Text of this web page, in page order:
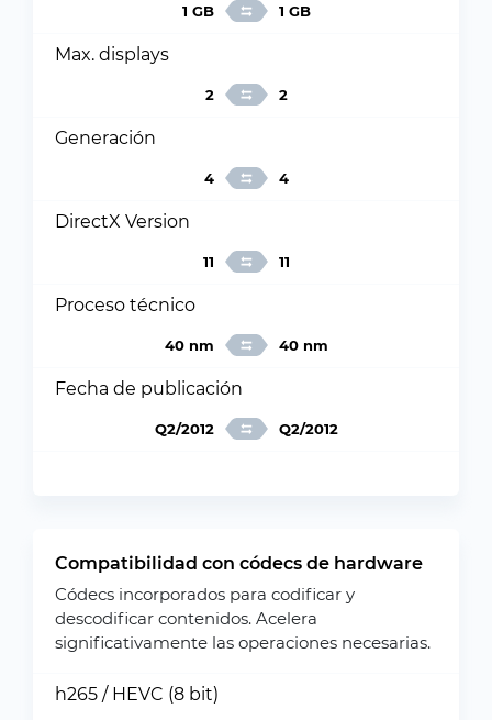
1 GB 1 GB
Max. displays
2 2
Generación
4 4
DirectX Version
11 11
Proceso técnico
40 nm 40 nm
Fecha de publicación
Q2/2012 Q2/2012
Compatibilidad con códecs de hardware
Códecs incorporados para codificar y
descodificar contenidos. Acelera
significativamente las operaciones necesarias.
h265 / HEVC (8 bit)